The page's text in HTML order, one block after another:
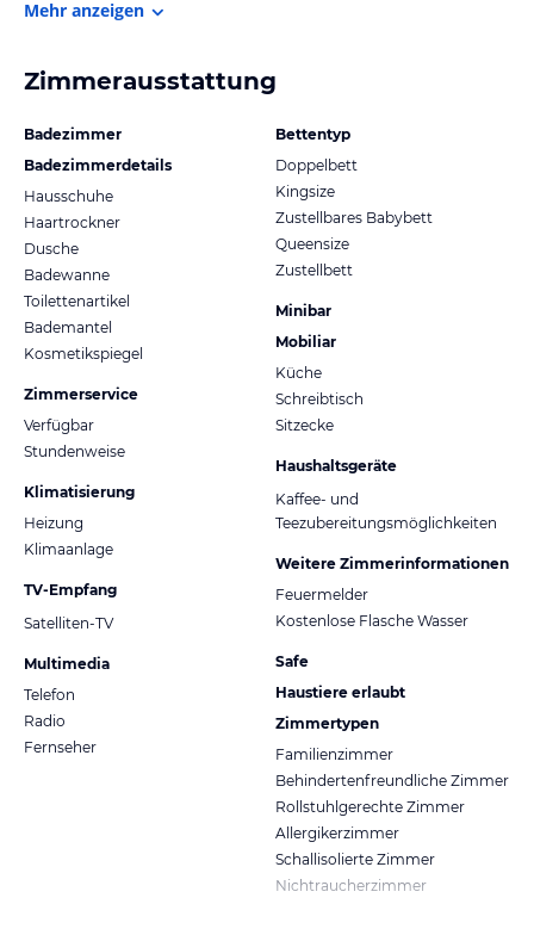
Mehr anzeigen
Zimmerausstattung
Badezimmer
Badezimmerdetails
Hausschuhe
Haartrockner
Dusche
Badewanne
Toilettenartikel
Bademantel
Kosmetikspiegel
Zimmerservice
Verfügbar
Stundenweise
Klimatisierung
Heizung
Klimaanlage
TV-Empfang
Satelliten-TV
Multimedia
Telefon
Radio
Fernseher
Bettentyp
Doppelbett
Kingsize
Zustellbares Babybett
Queensize
Zustellbett
Minibar
Mobiliar
Küche
Schreibtisch
Sitzecke
Haushaltsgeräte
Kaffee- und
Teezubereitungsmöglichkeiten
Weitere Zimmerinformationen
Feuermelder
Kostenlose Flasche Wasser
Safe
Haustiere erlaubt
Zimmertypen
Familienzimmer
Behindertenfreundliche Zimmer
Rollstuhlgerechte Zimmer
Allergikerzimmer
Schallisolierte Zimmer
Nichtraucherzimmer